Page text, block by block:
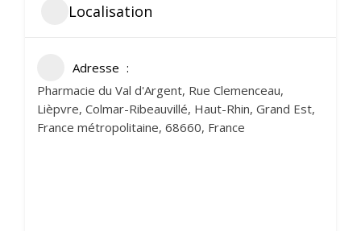
Localisation
Adresse
Pharmacie du Val d'Argent, Rue Clemenceau,
Lièpvre, Colmar-Ribeauvillé, Haut-Rhin, Grand Est,
France métropolitaine, 68660, France